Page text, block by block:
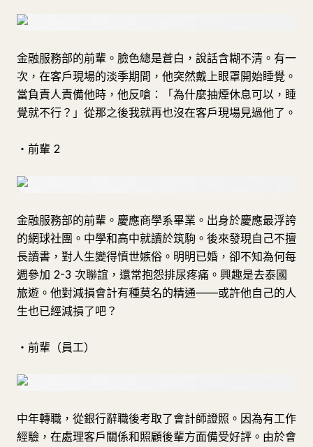
金融服務部的前輩。臉色總是蒼白，說話含糊不清。有一
次，在客戶現場的淡季期間，他突然戴上眼罩開始睡覺。
當負責人責備他時，他反嗆：「為什麼抽煙休息可以，睡
覺就不行？」從那之後我就再也沒在客戶現場見過他了。
・前輩 2
金融服務部的前輩。慶應商學系畢業。出身於慶應最浮誇
的網球社團。中學和高中就讀於筑駒。後來發現自己不擅
長讀書，對人生變得憤世嫉俗。明明已婚，卻不知為何每
週參加 2-3 次聯誼，還常抱怨排尿疼痛。興趣是去泰國
旅遊。他對減損會計有種莫名的精通——或許他自己的人
生也已經減損了吧？
・前輩（員工）
中年轉職，從銀行辭職後考取了會計師證照。因為有工作
經驗，在處理客戶關係和照顧後輩方面備受好評。由於會